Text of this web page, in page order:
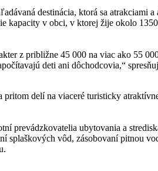
destinácia, ktorá sa atrakciami
kapacity v obci, v ktorej žije okolo
z približne 45 000 na viac ako 55
deti ani dôchodcovia,“
delí na viaceré turisticky
prevádzkovatelia ubytovania a
vôd, zásobovaní pitnou